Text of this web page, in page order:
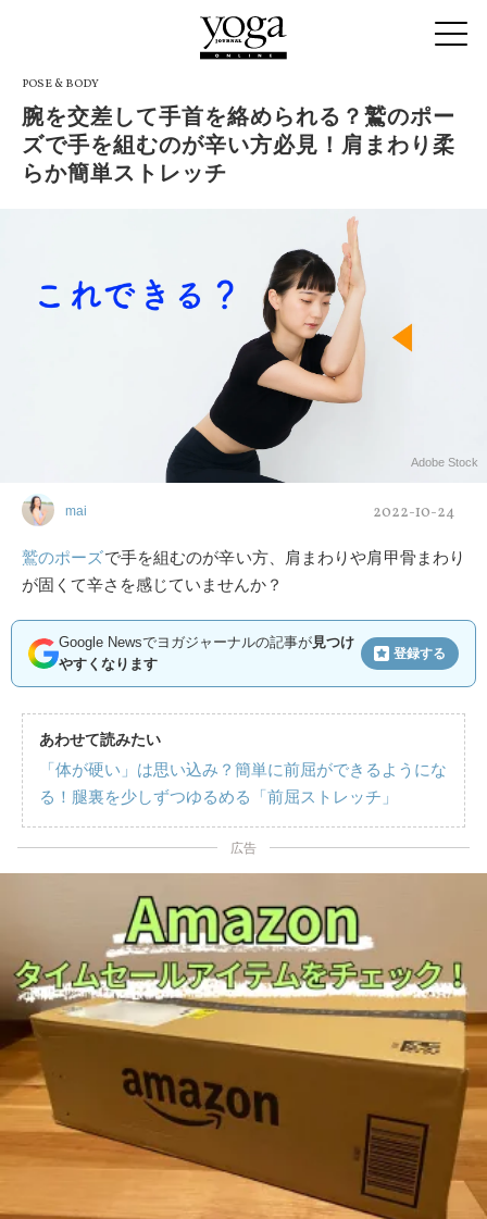
POSE & BODY
腕を交差して手首を絡められる？鷲のポー
ズで手を組むのが辛い方必見！肩まわり柔
らか簡単ストレッチ
Adobe Stock
mai 2022-10-24
鷲のポーズで手を組むのが辛い方、肩まわりや肩甲骨まわり
が固くて辛さを感じていませんか？
Google Newsでヨガジャーナルの記事が見つけ
やすくなります
登録する
あわせて読みたい
「体が硬い」は思い込み？簡単に前屈ができるようにな
る！腿裏を少しずつゆるめる「前屈ストレッチ」
広告